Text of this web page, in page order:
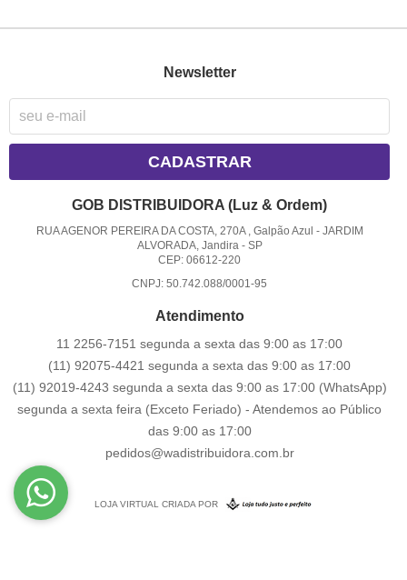
Newsletter
CADASTRAR
GOB DISTRIBUIDORA (Luz & Ordem)
RUA AGENOR PEREIRA DA COSTA, 270A , Galpão Azul - JARDIM
ALVORADA, Jandira- SP
CEP: 06612-220
CNPJ: 50.742.088/0001-95
Atendimento
11 2256-7151 segunda a sexta das 9:00 as 17:00
(11) 92075-4421 segunda a sexta das 9:00 as 17:00
(11) 92019-4243 segunda a sexta das 9:00 as 17:00 (WhatsApp)
segunda a sexta feira (Exceto Feriado) - Atendemos ao Público
das 9:00 as 17:00
pedidos@wadistribuidora.com.br
LOJA VIRTUAL CRIADA POR